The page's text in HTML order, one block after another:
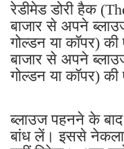
रेडीमेड डोरी हैक
बाजार से अपने
गोल्डन या कॉपर)
बाजार से अपने
गोल्डन या कॉपर)
ब्लाउज पहनने के
बांध लें। इससे